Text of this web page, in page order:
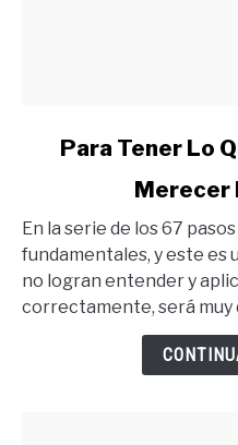
Tener
Lo
Que
Quieres
Para Tener Lo
Merecer
En la serie de los 67
fundamentales, y este es
no logran entender y
correctamente, será muy